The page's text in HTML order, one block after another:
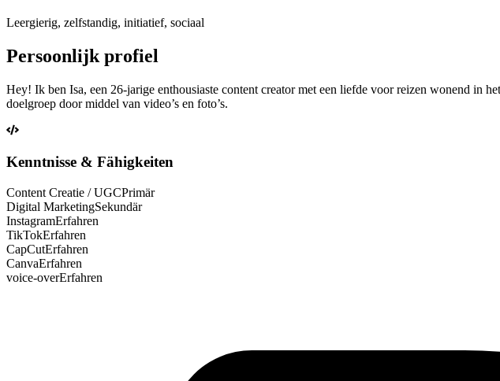
Leergierig, zelfstandig, initiatief, sociaal
Persoonlijk profiel
Hey! Ik ben Isa, een 26-jarige enthousiaste content creator met een liefde voor reizen wonend in
doelgroep door middel van video’s en foto’s.
Kenntnisse & Fähigkeiten
Content Creatie / UGCPrimär
Digital MarketingSekundär
InstagramErfahren
TikTokErfahren
CapCutErfahren
CanvaErfahren
voice-overErfahren